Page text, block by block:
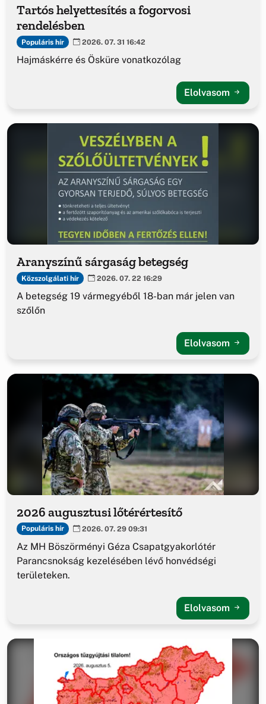
Tartós helyettesítés a fogorvosi
rendelésben
Populáris hír 2026. 07. 31 16:42
Hajmáskérre és Ösküre vonatkozólag
Elolvasom
Aranyszínű sárgaság betegség
Közszolgálati hír 2026. 07. 22 16:29
A betegség 19 vármegyéből 18-ban már jelen van
szőlőn
Elolvasom
2026 augusztusi lőtérértesítő
Populáris hír 2026. 07. 29 09:31
Az MH Böszörményi Géza Csapatgyakorlótér
Parancsnokság kezelésében lévő honvédségi
területeken.
Elolvasom